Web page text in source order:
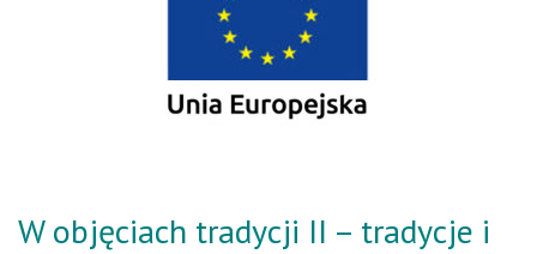
W objęciach tradycji II – tradycje i